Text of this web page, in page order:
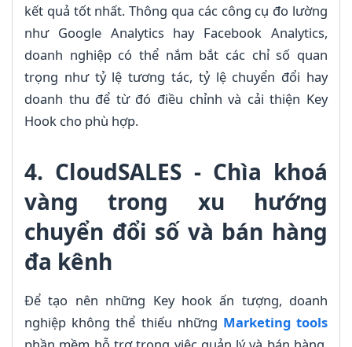
kết quả tốt nhất. Thông qua các công cụ đo lường
như Google Analytics hay Facebook Analytics,
doanh nghiệp có thể nắm bắt các chỉ số quan
trọng như tỷ lệ tương tác, tỷ lệ chuyển đổi hay
doanh thu để từ đó điều chỉnh và cải thiện Key
Hook cho phù hợp.
4. CloudSALES - Chìa khoá
vàng trong xu hướng
chuyển đổi số và bán hàng
đa kênh
Để tạo nên những Key hook ấn tượng, doanh
nghiệp không thể thiếu những Marketing tools